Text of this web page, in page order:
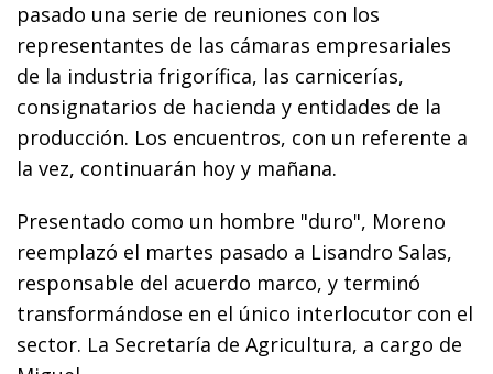
pasado una serie de reuniones con los
representantes de las cámaras empresariales
de la industria frigorífica, las carnicerías,
consignatarios de hacienda y entidades de la
producción. Los encuentros, con un referente a
la vez, continuarán hoy y mañana.
Presentado como un hombre "duro", Moreno
reemplazó el martes pasado a Lisandro Salas,
responsable del acuerdo marco, y terminó
transformándose en el único interlocutor con el
sector. La Secretaría de Agricultura, a cargo de